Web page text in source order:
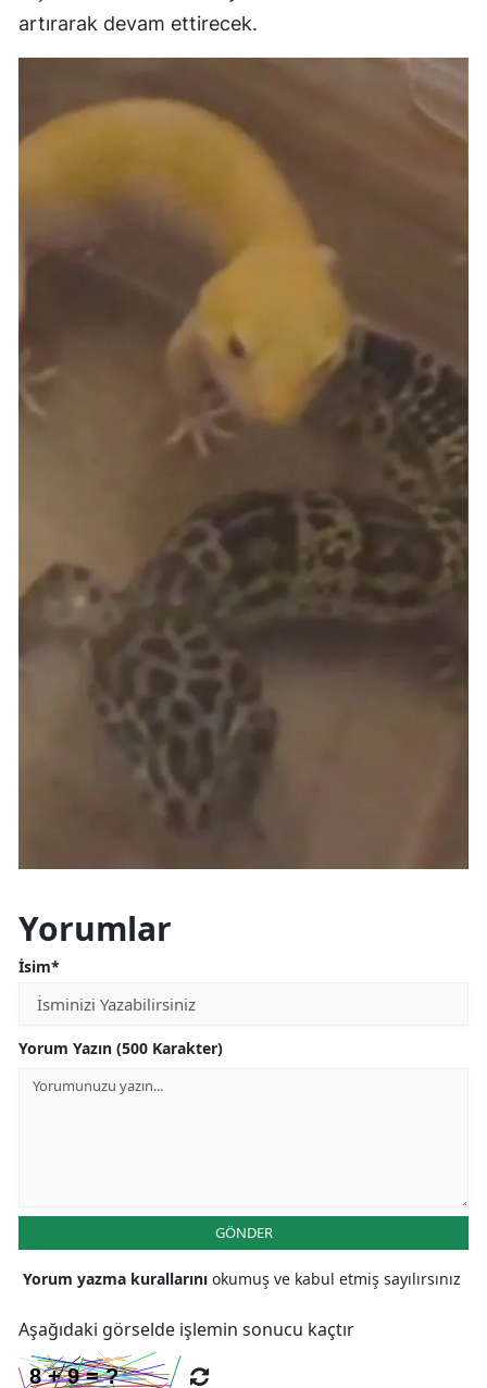
artırarak devam ettirecek.
Yorumlar
İsim*
Yorum Yazın (500 Karakter)
GÖNDER
Yorum yazma kurallarını okumuş ve kabul etmiş sayılırsınız
Aşağıdaki görselde işlemin sonucu kaçtır